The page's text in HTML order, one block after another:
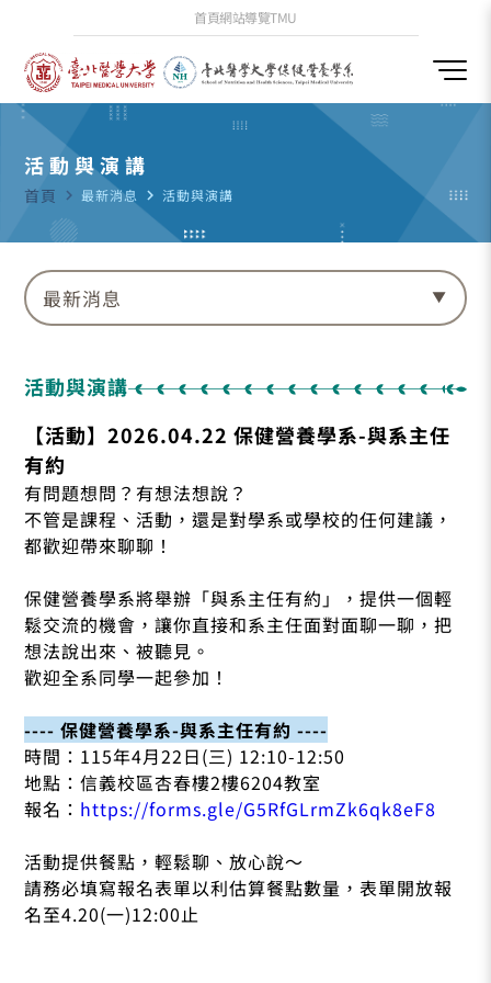
首頁網站導覽TMU
活動與演講
首頁 navigate_next 最新消息 navigate_next 活動與演講
最新消息
活動與演講
【活動】2026.04.22 保健營養學系-與系主任
有約
有問題想問？有想法想說？
不管是課程、活動，還是對學系或學校的任何建議，
都歡迎帶來聊聊！
保健營養學系將舉辦「與系主任有約」，提供一個輕
鬆交流的機會，讓你直接和系主任面對面聊一聊，把
想法說出來、被聽見。
歡迎全系同學一起參加！
---- 保健營養學系-與系主任有約 ----
時間：115年4月22日(三) 12:10-12:50
地點：信義校區杏春樓2樓6204教室
報名： https://forms.gle/G5RfGLrmZk6qk8eF8
活動提供餐點，輕鬆聊、放心說～
請務必填寫報名表單以利估算餐點數量，表單開放報
名至4.20(一)12:00止